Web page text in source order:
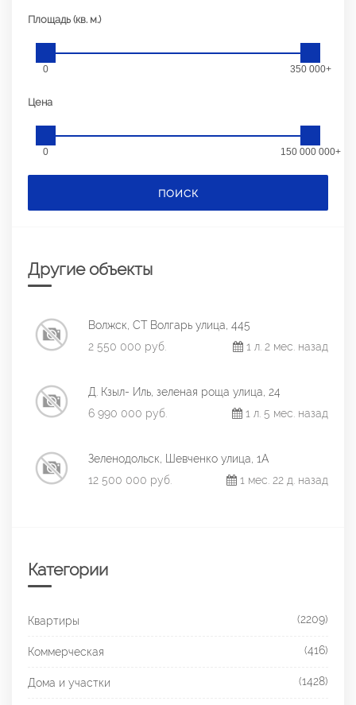
Площадь (кв. м.)
0 350 000+
Цена
0 150 000 000+
ПОИСК
Другие объекты
Волжск, СТ Волгарь улица, 445
2 550 000 руб.
1 л. 2 мес. назад
Д. Кзыл- Иль, зеленая роща улица, 24
6 990 000 руб.
1 л. 5 мес. назад
Зеленодольск, Шевченко улица, 1А
12 500 000 руб.
1 мес. 22 д. назад
Категории
Квартиры (2209)
Коммерческая (416)
Дома и участки (1428)